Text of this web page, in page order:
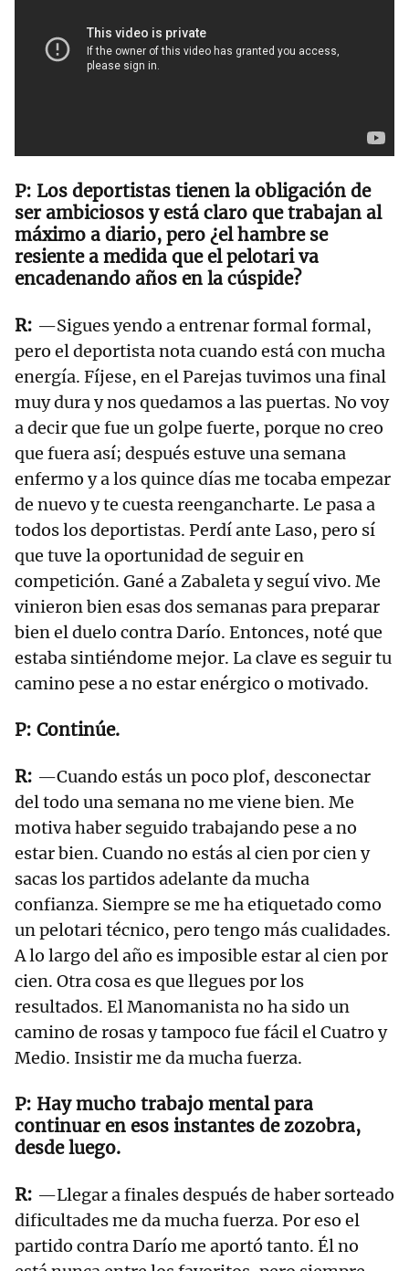
Los deportistas tienen la obligación de
ser ambiciosos y está claro que trabajan al
máximo a diario, pero ¿el hambre se
resiente a medida que el pelotari va
encadenando años en la cúspide?
—Sigues yendo a entrenar formal formal,
pero el deportista nota cuando está con mucha
energía. Fíjese, en el Parejas tuvimos una final
muy dura y nos quedamos a las puertas. No voy
a decir que fue un golpe fuerte, porque no creo
que fuera así; después estuve una semana
enfermo y a los quince días me tocaba empezar
de nuevo y te cuesta reengancharte. Le pasa a
todos los deportistas. Perdí ante Laso, pero sí
que tuve la oportunidad de seguir en
competición. Gané a Zabaleta y seguí vivo. Me
vinieron bien esas dos semanas para preparar
bien el duelo contra Darío. Entonces, noté que
estaba sintiéndome mejor. La clave es seguir tu
camino pese a no estar enérgico o motivado.
Continúe.
—Cuando estás un poco plof, desconectar
del todo una semana no me viene bien. Me
motiva haber seguido trabajando pese a no
estar bien. Cuando no estás al cien por cien y
sacas los partidos adelante da mucha
confianza. Siempre se me ha etiquetado como
un pelotari técnico, pero tengo más cualidades.
A lo largo del año es imposible estar al cien por
cien. Otra cosa es que llegues por los
resultados. El Manomanista no ha sido un
camino de rosas y tampoco fue fácil el Cuatro y
Medio. Insistir me da mucha fuerza.
Hay mucho trabajo mental para
continuar en esos instantes de zozobra,
desde luego.
—Llegar a finales después de haber sorteado
dificultades me da mucha fuerza. Por eso el
partido contra Darío me aportó tanto. Él no